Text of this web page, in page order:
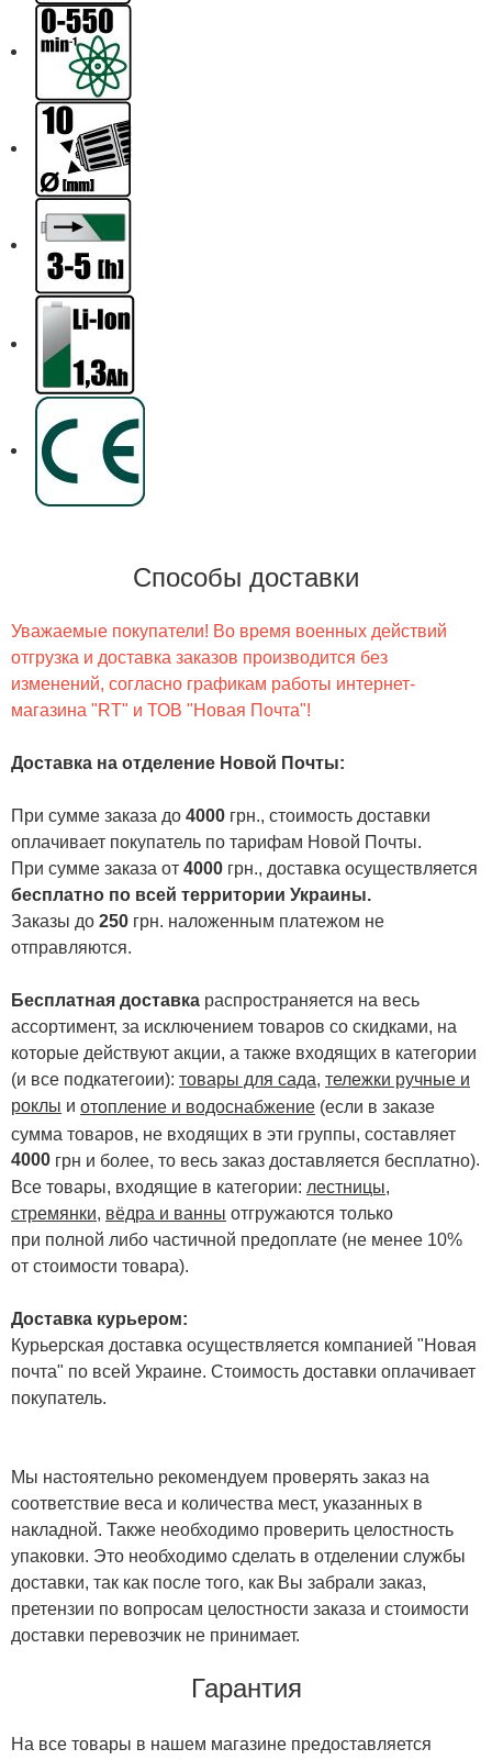
Способы доставки
Уважаемые покупатели! Во время военных действий
отгрузка и доставка заказов производится без
изменений, согласно графикам работы интернет-
магазина "RT" и ТОВ "Новая Почта"!
Доставка на отделение Новой Почты:
При сумме заказа до 4000 грн., стоимость доставки
оплачивает покупатель по тарифам Новой Почты.
При сумме заказа от 4000 грн., доставка осуществляется
бесплатно по всей территории Украины.
Заказы до 250 грн. наложенным платежом не
отправляются.
Бесплатная доставка распространяется на весь
ассортимент, за исключением товаров со скидками, на
которые действуют акции, а также входящих в категории
(и все подкатегоии): товары для сада, тележки ручные и
роклы и отопление и водоснабжение (если в заказе
сумма товаров, не входящих в эти группы, составляет
4000 грн и более, то весь заказ доставляется бесплатно).
Все товары, входящие в категории: лестницы,
стремянки, вёдра и ванны отгружаются только
при полной либо частичной предоплате (не менее 10%
от стоимости товара).
Доставка курьером:
Курьерская доставка осуществляется компанией "Новая
почта" по всей Украине. Стоимость доставки оплачивает
покупатель.
Мы настоятельно рекомендуем проверять заказ на
соответствие веса и количества мест, указанных в
накладной. Также необходимо проверить целостность
упаковки. Это необходимо сделать в отделении службы
доставки, так как после того, как Вы забрали заказ,
претензии по вопросам целостности заказа и стоимости
доставки перевозчик не принимает.
Гарантия
На все товары в нашем магазине предоставляется